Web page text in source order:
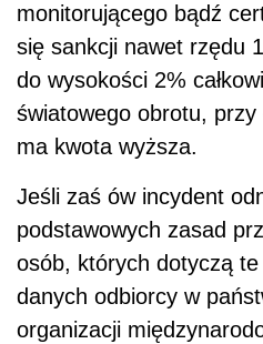
monitorującego bądź
się sankcji nawet rzędu
do wysokości 2%
światowego obrotu,
ma kwota wyższa.
Jeśli zaś ów incydent
podstawowych zasad
osób, których dotyczą
danych odbiorcy w
organizacji